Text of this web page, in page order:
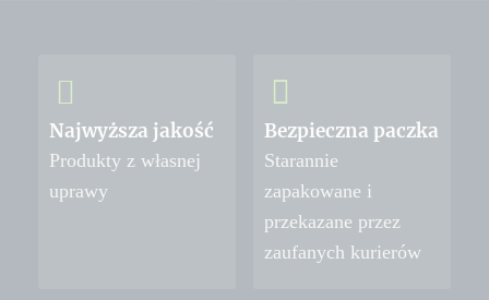
Najwyższa jakość
Produkty z własnej
uprawy
Bezpieczna paczka
Starannie
zapakowane i
przekazane przez
zaufanych kurierów